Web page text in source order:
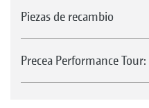
Piezas de recambio
Precea Performance